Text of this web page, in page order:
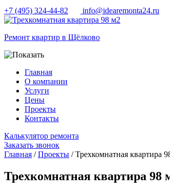
+7 (495) 324-44-82 info@idearemonta24.ru
Ремонт квартир в Щёлково
Главная
О компании
Услуги
Цены
Проекты
Контакты
Калькулятор ремонта
Заказать звонок
Главная /Проекты / Трехкомнатная квартира
Трехкомнатная квартира 98